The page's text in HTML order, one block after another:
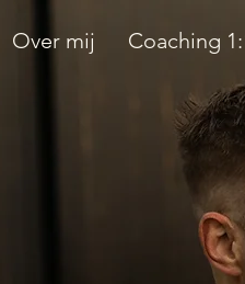
Over mij Coaching